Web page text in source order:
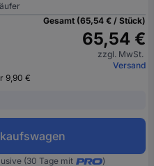
Gesamt (65,54 € / Stück)
65,54 €
zzgl. MwSt.
Versand
9,90 €
(30 Tage mit )